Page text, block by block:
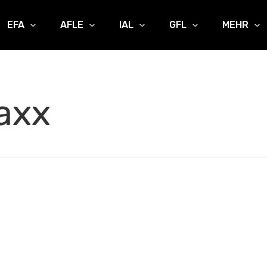
EFA AFLE IAL GFL MEHR